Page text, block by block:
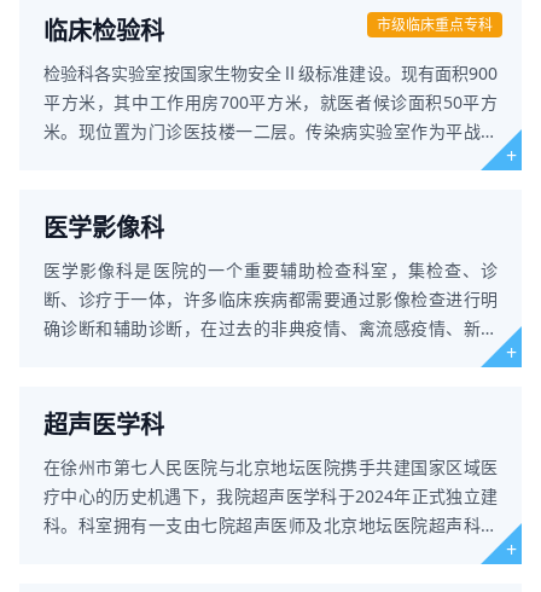
临床检验科 市级临床重点专科
检验科各实验室按国家生物安全Ⅱ级标准建设。现有面积900
平方米，其中工作用房700平方米，就医者候诊面积50平方
米。现位置为门诊医技楼一二层。传染病实验室作为平战结
医学影像科
医学影像科是医院的一个重要辅助检查科室，集检查、诊
断、诊疗于一体，许多临床疾病都需要通过影像检查进行明
确诊断和辅助诊断，在过去的非典疫情、禽流感疫情、新型
超声医学科
在徐州市第七人民医院与北京地坛医院携手共建国家区域医
疗中心的历史机遇下，我院超声医学科于2024年正式独立建
科。科室拥有一支由七院超声医师及北京地坛医院超声科常